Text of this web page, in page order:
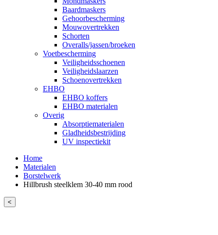
Baardmaskers
Gehoorbescherming
Mouwovertrekken
Schorten
Overalls/jassen/broeken
Voetbescherming
Veiligheidsschoenen
Veiligheidslaarzen
Schoenovertrekken
EHBO
EHBO koffers
EHBO materialen
Overig
Absorptiematerialen
Gladheidsbestrijding
UV inspectiekit
Home
Materialen
Borstelwerk
Hillbrush steelklem 30-40 mm rood
<